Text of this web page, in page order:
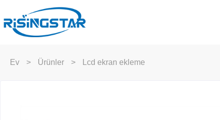
Ev > Ürünler > Lcd ekran ekleme